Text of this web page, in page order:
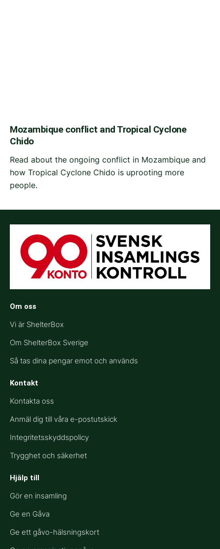
Mozambique conflict and Tropical Cyclone
Chido
Read about the ongoing conflict in Mozambique and
how Tropical Cyclone Chido is uprooting more
people.
Om oss
Vi är ShelterBox
Om ShelterBox Sverige
Så tas dina pengar emot och används
Kontakt
Kontakta oss
Anmäl dig till våra e-postutskick
Integritetsskyddspolicy
Trygghet och säkerhet
Hjälp till​
Gör en insamling
Ge en Gåva
Ge ett gåvo-hälsningskort